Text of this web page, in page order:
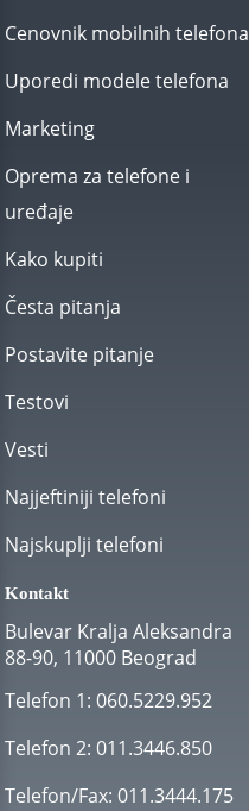
Cenovnik mobilnih telefona
Uporedi modele telefona
Marketing
Oprema za telefone i
uređaje
Kako kupiti
Česta pitanja
Postavite pitanje
Testovi
Vesti
Najjeftiniji telefoni
Najskuplji telefoni
Kontakt
Bulevar Kralja Aleksandra
88-90, 11000 Beograd
Telefon 1: 060.5229.952
Telefon 2: 011.3446.850
Telefon/Fax: 011.3444.175